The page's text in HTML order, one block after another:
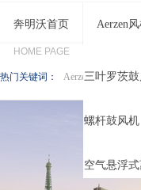
奔明沃首页
HOME PAGE
Aerzen
三叶罗茨
螺杆鼓风机
空气悬浮
热门关键词： Aerzen鼓风机